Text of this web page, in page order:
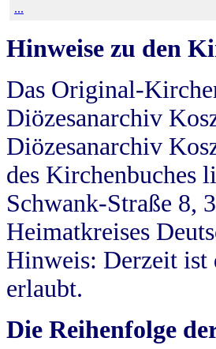
...
Hinweise zu den
Das Original-
Diözesanarchiv
Diözesanarchiv
des Kirchenbuches
Schwank-Straße 8,
Heimatkreises
Hinweis: Derzeit ist
erlaubt.
Die Reihenfolge